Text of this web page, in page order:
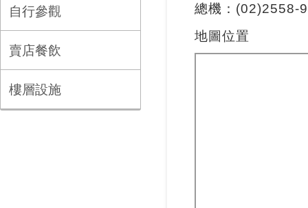
自行參觀
賣店餐飲
樓層設施
總機：(02)2558-
地圖位置